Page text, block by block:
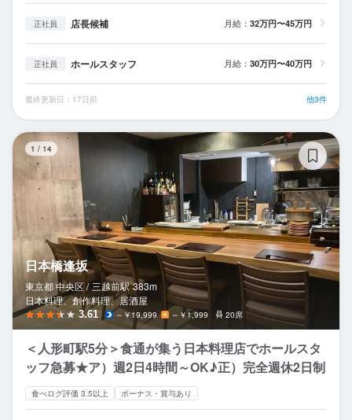
正社員 店長候補 月給： 32万円〜45万円
正社員 ホールスタッフ 月給： 30万円〜40万円
最終更新日：17日前 他3件
1 / 14
日本橋逢坂
東京都 中央区 / 三越前駅 383m
日本料理、創作料理、居酒屋
3.61 ～￥19,999 ～￥1,999 20席
＜人形町駅5分＞食通が集う日本料理店でホールスタ
ッフ急募★ア）週2日4時間～OK♪正）完全週休2日制
食べログ評価 3.5以上 ボーナス・賞与あり